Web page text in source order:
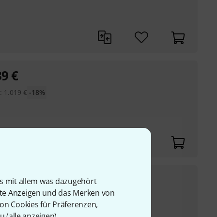
mit allem was dazugehört
Anzeigen und das Merken von
Cookies für Präferenzen,
€
1.019 € -18%
€
645 € -18%